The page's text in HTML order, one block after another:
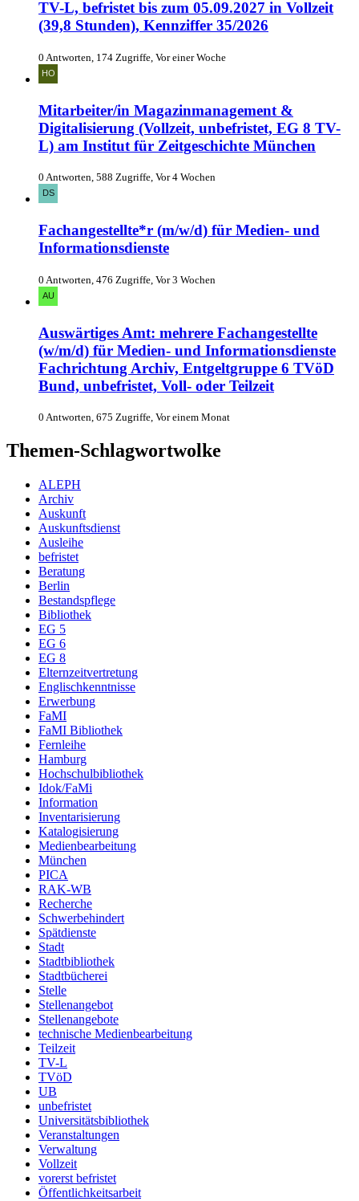
TV-L, befristet bis zum 05.09.2027 in Vollzeit
(39,8 Stunden), Kennziffer 35/2026
0 Antworten, 174 Zugriffe, Vor einer Woche
Mitarbeiter/in Magazinmanagement &
Digitalisierung (Vollzeit, unbefristet, EG 8 TV-
L) am Institut für Zeitgeschichte München
0 Antworten, 588 Zugriffe, Vor 4 Wochen
Fachangestellte*r (m/w/d) für Medien- und
Informationsdienste
0 Antworten, 476 Zugriffe, Vor 3 Wochen
Auswärtiges Amt: mehrere Fachangestellte
(w/m/d) für Medien- und Informationsdienste
Fachrichtung Archiv, Entgeltgruppe 6 TVöD
Bund, unbefristet, Voll- oder Teilzeit
0 Antworten, 675 Zugriffe, Vor einem Monat
Themen-Schlagwortwolke
ALEPH
Archiv
Auskunft
Auskunftsdienst
Ausleihe
befristet
Beratung
Berlin
Bestandspflege
Bibliothek
EG 5
EG 6
EG 8
Elternzeitvertretung
Englischkenntnisse
Erwerbung
FaMI
FaMI Bibliothek
Fernleihe
Hamburg
Hochschulbibliothek
Idok/FaMi
Information
Inventarisierung
Katalogisierung
Medienbearbeitung
München
PICA
RAK-WB
Recherche
Schwerbehindert
Spätdienste
Stadt
Stadtbibliothek
Stadtbücherei
Stelle
Stellenangebot
Stellenangebote
technische Medienbearbeitung
Teilzeit
TV-L
TVöD
UB
unbefristet
Universitätsbibliothek
Veranstaltungen
Verwaltung
Vollzeit
vorerst befristet
Öffentlichkeitsarbeit